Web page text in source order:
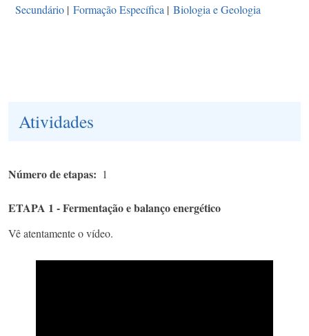
Secundário | Formação Específica | Biologia e Geologia
Atividades
Número de etapas 1
ETAPA 1 - Fermentação e balanço energético
Vê atentamente o vídeo.